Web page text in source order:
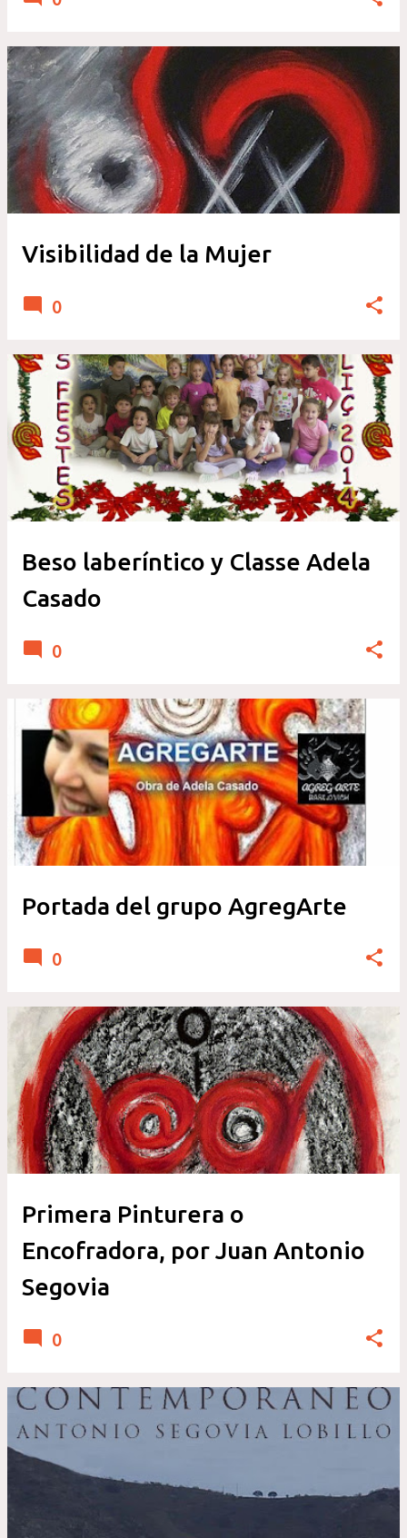
Visibilidad de la Mujer
0
Beso laberíntico y Classe Adela
Casado
0
Portada del grupo AgregArte
0
Primera Pinturera o
Encofradora, por Juan Antonio
Segovia
0